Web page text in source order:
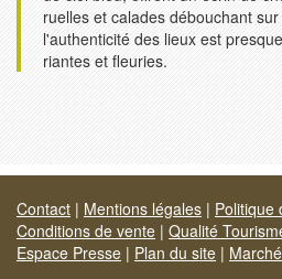
ruelles et calades débouchant
l'authenticité des lieux est
riantes et fleuries.
Contact | Mentions légales | Politique
Conditions de vente | Qualité
Espace Presse | Plan du site |